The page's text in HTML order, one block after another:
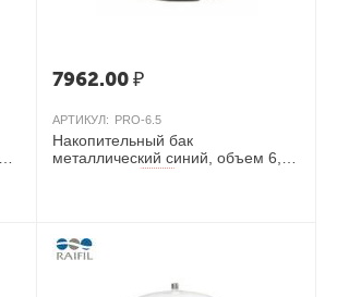
7962.00₽
АРТИКУЛ: PRO-6.5
Накопительный бак
металлический синий, объем 6,5